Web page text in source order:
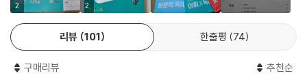
2 2
리뷰 101 한줄평 74
구매리뷰 추천순